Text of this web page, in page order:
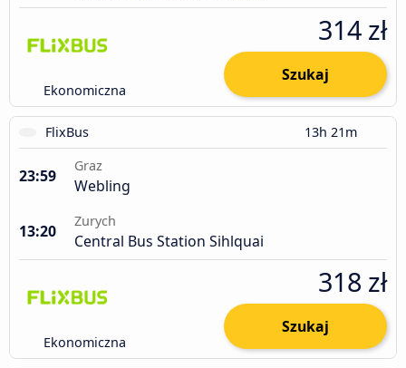
Ekonomiczna
314 zł
Szukaj
FlixBus 13h 21m
23:59
Graz
Webling
13:20
Zurych
Central Bus Station Sihlquai
Ekonomiczna
318 zł
Szukaj